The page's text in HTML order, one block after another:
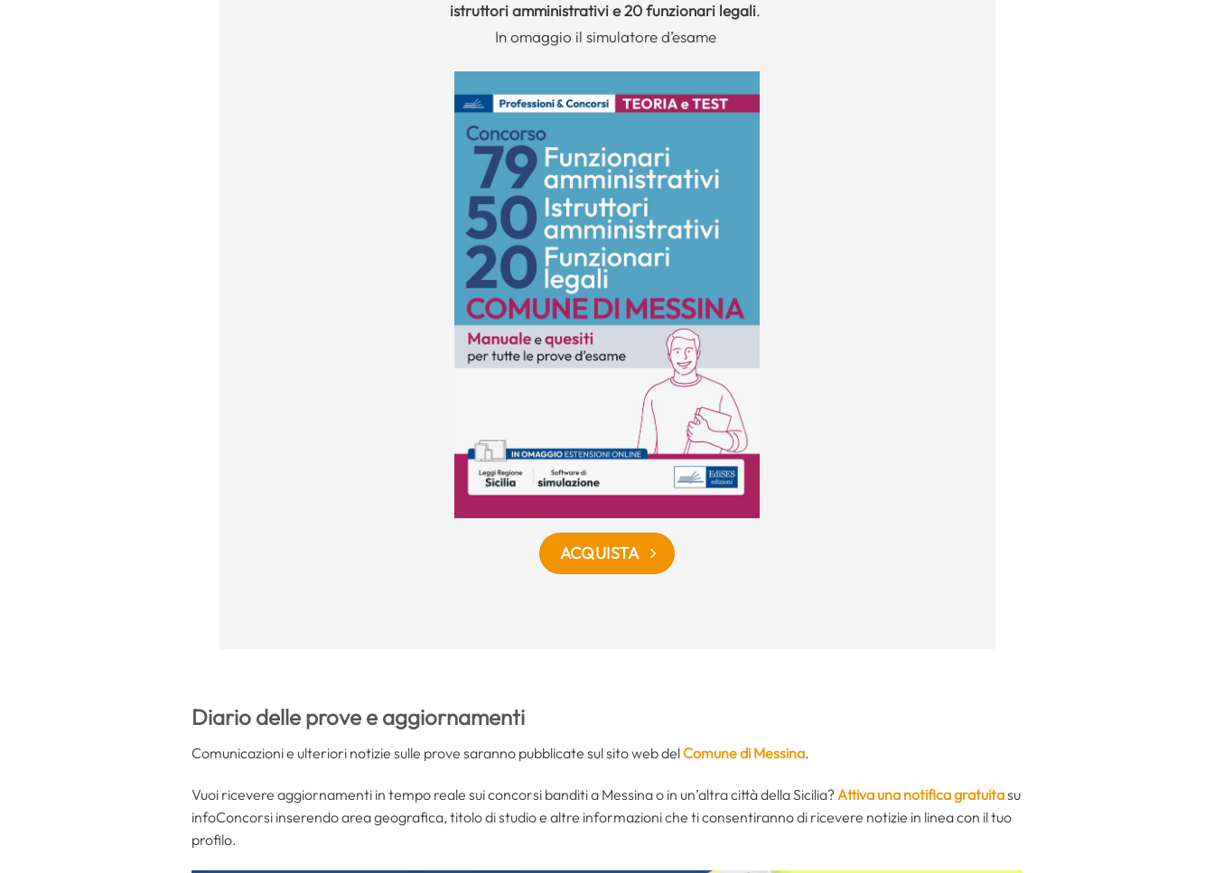
istruttori amministrativi e 20 funzionari legali.
In omaggio il simulatore d’esame
ACQUISTA
Diario delle prove e aggiornamenti
Comunicazioni e ulteriori notizie sulle prove saranno pubblicate sul sito web delComune di Messina.
Vuoi ricevere aggiornamenti in tempo reale sui concorsi banditi a Messina o in un’altra città della Sicilia? Attiva una notifica gratuitasu
infoConcorsi inserendo area geografica, titolo di studio e altre informazioni che ti consentiranno di ricevere notizie in linea con il tuo
profilo.